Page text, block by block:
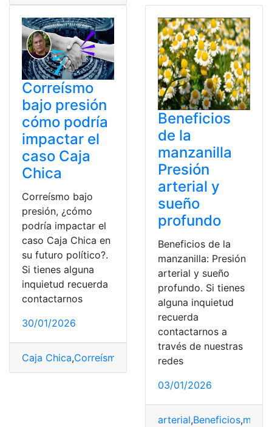
Correísmo
bajo presión
cómo podría
impactar el
caso Caja
Chica
Correísmo bajo
presión, ¿cómo
podría impactar el
caso Caja Chica en
su futuro político?.
Si tienes alguna
inquietud recuerda
contactarnos
30/01/2026
Caja Chica,Correísmo Impactar
Beneficios
de la
manzanilla
Presión
arterial y
sueño
profundo
Beneficios de la
manzanilla: Presión
arterial y sueño
profundo. Si tienes
alguna inquietud
recuerda
contactarnos a
través de nuestras
redes
03/01/2026
arterial,Beneficios,